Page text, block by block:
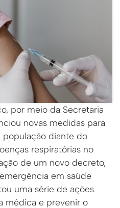
por meio da Secretaria
novas medidas para
diante do
respiratórias no
de um novo decreto,
em saúde
uma série de ações
médica e prevenir o